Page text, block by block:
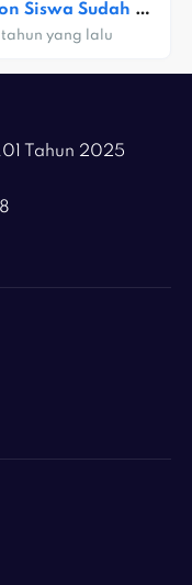
Siswa Sudah
Mendaftar PPDB
tahun yang lalu
Tahun 2025